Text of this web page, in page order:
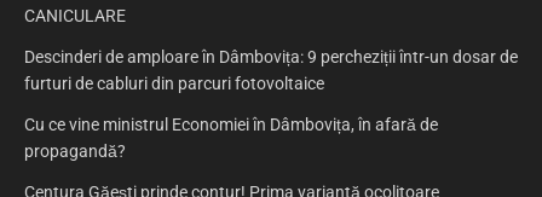
CANICULARE
Descinderi de amploare în Dâmbovița: 9 percheziții într-un dosar de
furturi de cabluri din parcuri fotovoltaice
Cu ce vine ministrul Economiei în Dâmbovița, în afară de
propagandă?
Centura Găești prinde contur! Prima variantă ocolitoare